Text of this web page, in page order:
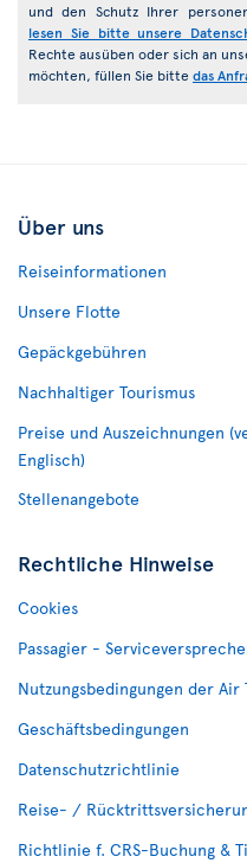
und den Schutz Ihrer
lesen Sie bitte unsere
Rechte ausüben oder sich an
möchten, füllen Sie bitte das
Über uns
Reiseinformationen
Unsere Flotte
Gepäckgebühren
Nachhaltiger Tourismus
Preise und Auszeichnungen
Englisch)
Stellenangebote
Rechtliche Hinweise
Cookies
Passagier -
Nutzungsbedingungen der Air
Geschäftsbedingungen
Datenschutzrichtlinie
Reise- /
Richtlinie f. CRS-Buchung &